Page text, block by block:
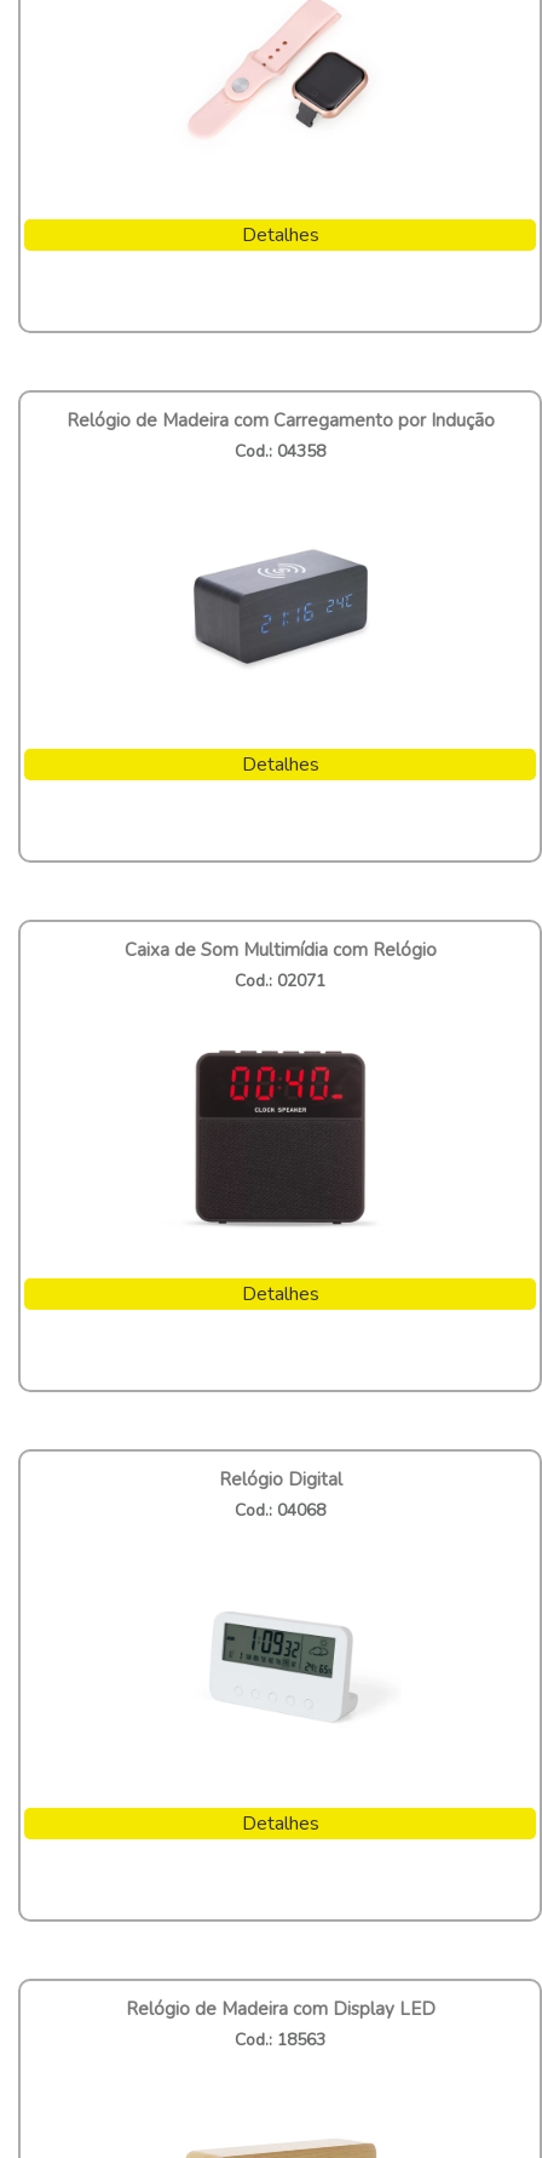
Detalhes
Relógio de Madeira com Carregamento por Indução
Cod.: 04358
Detalhes
Caixa de Som Multimídia com Relógio
Cod.: 02071
Detalhes
Relógio Digital
Cod.: 04068
Detalhes
Relógio de Madeira com Display LED
Cod.: 18563